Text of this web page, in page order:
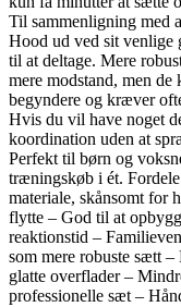
Til sammenligning med
Hood ud ved sit venlige
til at deltage. Mere
mere modstand, men
begyndere og kræver
Hvis du vil have noget
koordination uden at
Perfekt til børn og
træningskøb i ét.
materiale, skånsomt for
flytte – God til at
reaktionstid –
som mere robuste sætt
glatte overflader –
professionelle sæt –